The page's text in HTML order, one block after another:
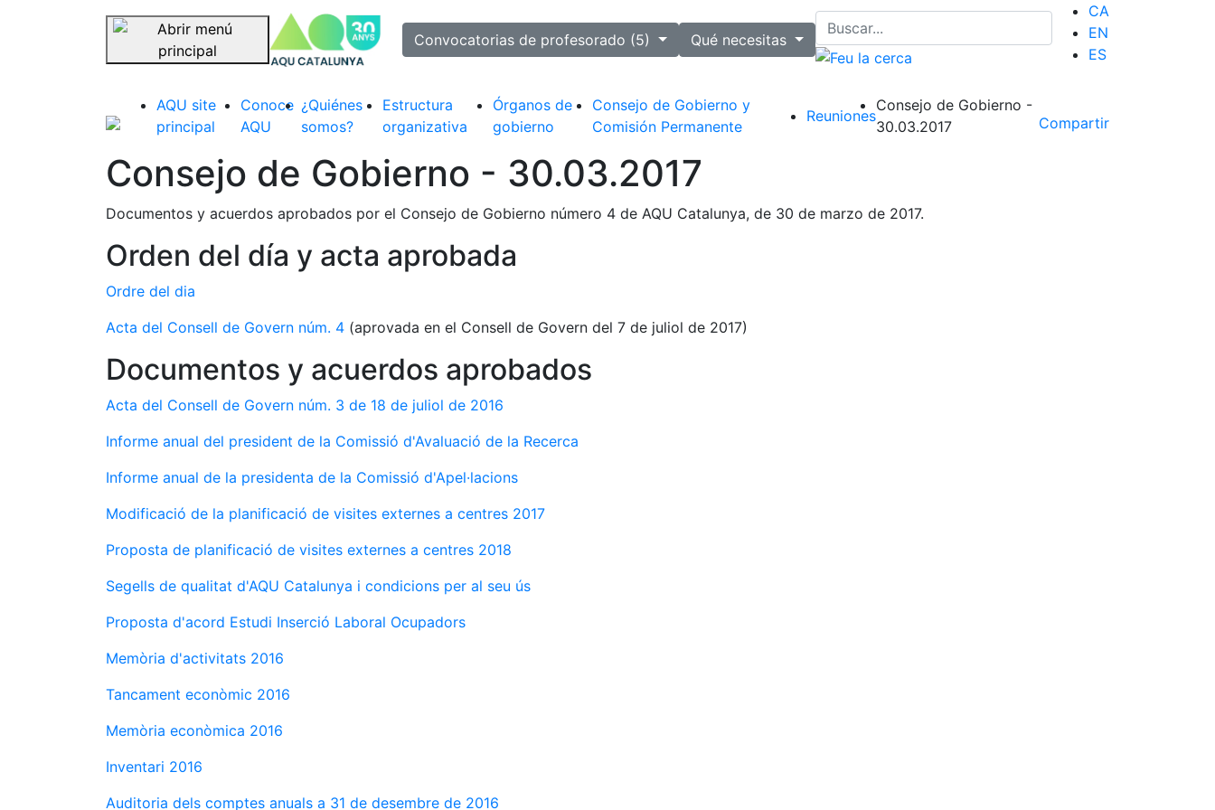
Saltar navegación
selected
Convocatorias de profesorado (5)
Qué necesitas
CA
EN
ES
AQU site
principal
Conoce
AQU
¿Quiénes
somos?
Estructura
organizativa
Órganos de
gobierno
Consejo de Gobierno y
Comisión Permanente
Reuniones
Consejo de Gobierno -
30.03.2017
Compartir
Consejo de Gobierno - 30.03.2017
Documentos y acuerdos aprobados por el Consejo de Gobierno número 4 de AQU Catalunya, de 30 de marzo de 2017.
Orden del día y acta aprobada
Ordre del dia
Acta del Consell de Govern núm. 4 (aprovada en el Consell de Govern del 7 de juliol de 2017)
Documentos y acuerdos aprobados
Acta del Consell de Govern núm. 3 de 18 de juliol de 2016
Informe anual del president de la Comissió d'Avaluació de la Recerca
Informe anual de la presidenta de la Comissió d'Apel·lacions
Modificació de la planificació de visites externes a centres 2017
Proposta de planificació de visites externes a centres 2018
Segells de qualitat d'AQU Catalunya i condicions per al seu ús
Proposta d'acord Estudi Inserció Laboral Ocupadors
Memòria d'activitats 2016
Tancament econòmic 2016
Memòria econòmica 2016
Inventari 2016
Auditoria dels comptes anuals a 31 de desembre de 2016